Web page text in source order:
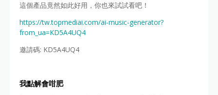
這個產品竟然如此好用，你也來試試看吧！
https://tw.topmediai.com/ai-music-generator?
from_ua=KD5A4UQ4
邀請碼: KD5A4UQ4
我點解會咁肥